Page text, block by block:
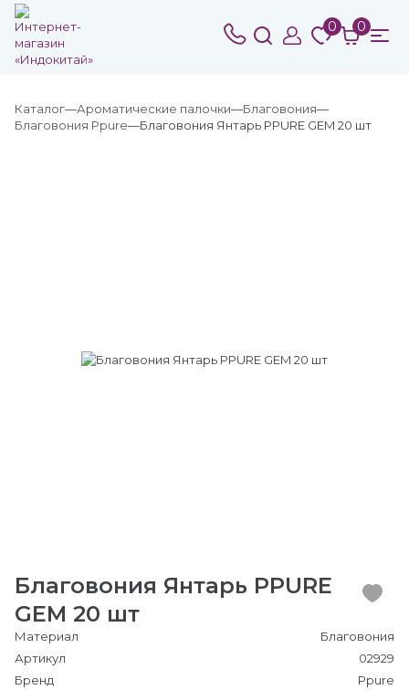
0 0
Каталог Ароматические палочки
Благовония
Благовония Ppure
Благовония Янтарь PPURE GEM 20 шт
Благовония Янтарь PPURE
GEM 20 шт
Материал
Благовония
Артикул
02929
Бренд
Ppure